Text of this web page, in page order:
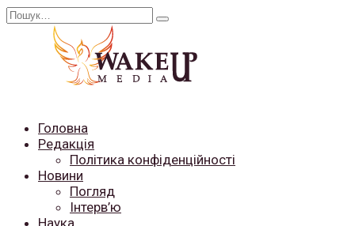
Перейти
Search
Головна
Редакція
Політика конфіденційності
Новини
Погляд
Інтерв’ю
Наука